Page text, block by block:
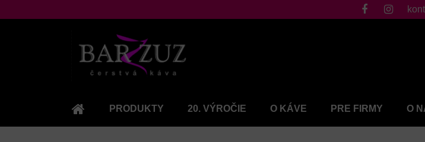
KAFE.SK
PRODUKTY 20. VÝROČIE O KÁVE PRE FIRMY O
fb ig